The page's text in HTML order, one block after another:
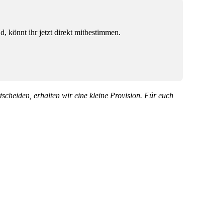
könnt ihr jetzt direkt mitbestimmen.
erhalten wir eine kleine Provision. Für euch